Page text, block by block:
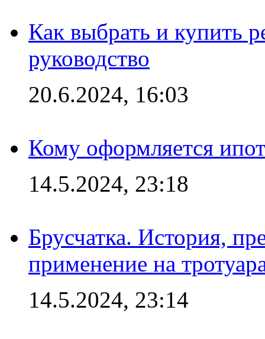
Как выбрать и купить
руководство
20.6.2024, 16:03
Кому оформляется
14.5.2024, 23:18
Брусчатка. История,
применение на
14.5.2024, 23:14